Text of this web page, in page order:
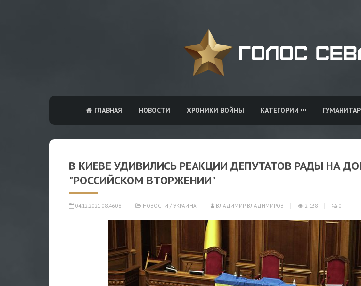
ГЛАВНАЯ НОВОСТИ ХРОНИКИ ВОЙНЫ КАТЕГОРИИ
В КИЕВЕ УДИВИЛИСЬ РЕАКЦИИ ДЕПУТАТОВ РАДЫ НА
"РОССИЙСКОМ ВТОРЖЕНИИ"
04.12.2021 08:46:08 НОВОСТИ / УКРАИНА ВЛАДИМИР ВЛАДИМИРОВ 2 138 0